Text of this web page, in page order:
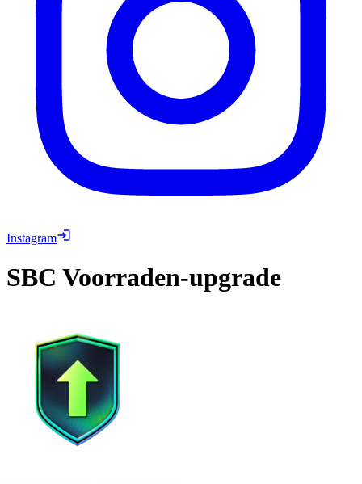
Instagram
SBC Voorraden-upgrade